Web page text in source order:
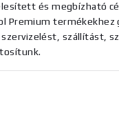
és megbízható
Premium termékekhez
szállítást,